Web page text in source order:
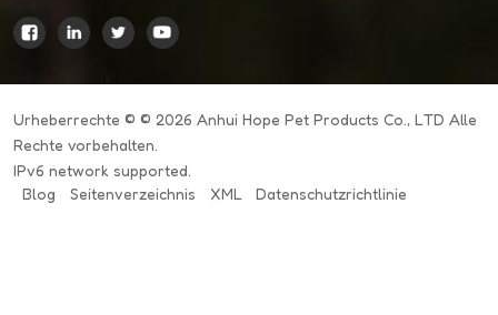
Urheberrechte © © 2026 Anhui Hope Pet Products Co., LTD Alle
Rechte vorbehalten.
IPv6 network supported.
Blog
Seitenverzeichnis XML Datenschutzrichtlinie